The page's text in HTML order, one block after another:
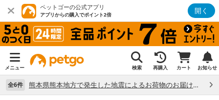
ペットゴーの公式アプリ
アプリからの購入でポイント2倍 開く
メニュー 検索 再購入 カート お知らせ
全6件 熊本県熊本地方で発生した地震によるお荷物のお届け状況について （7/28）